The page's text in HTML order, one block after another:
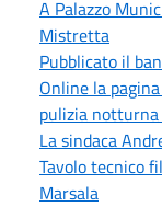
A Palazzo
Mistretta
Pubblicato il
Online la
pulizia
La sindaca
Tavolo tecnico
Marsala